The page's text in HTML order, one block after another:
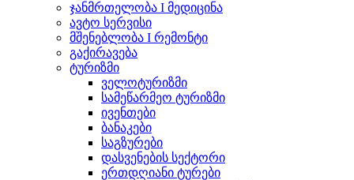
ჯანმრთელობა I მედიცინა
ავტო სერვისი
მშენებლობა I რემონტი
გაქირავება
ტურიზმი
ველოტურიზმი
სამეწარმეო ტურიზმი
ივენთები
ბანაკები
საგზურები
დასვენების სექტორი
ერთდღიანი ტურები